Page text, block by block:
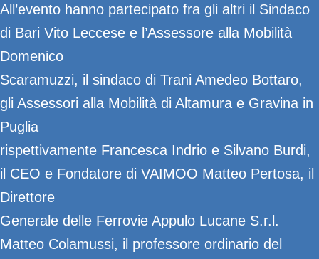
All’evento hanno partecipato fra gli altri il Sindaco
di Bari Vito Leccese e l’Assessore alla Mobilità
Domenico
Scaramuzzi, il sindaco di Trani Amedeo Bottaro,
gli Assessori alla Mobilità di Altamura e Gravina in
Puglia
rispettivamente Francesca Indrio e Silvano Burdi,
il CEO e Fondatore di VAIMOO Matteo Pertosa, il
Direttore
Generale delle Ferrovie Appulo Lucane S.r.l.
Matteo Colamussi, il professore ordinario del